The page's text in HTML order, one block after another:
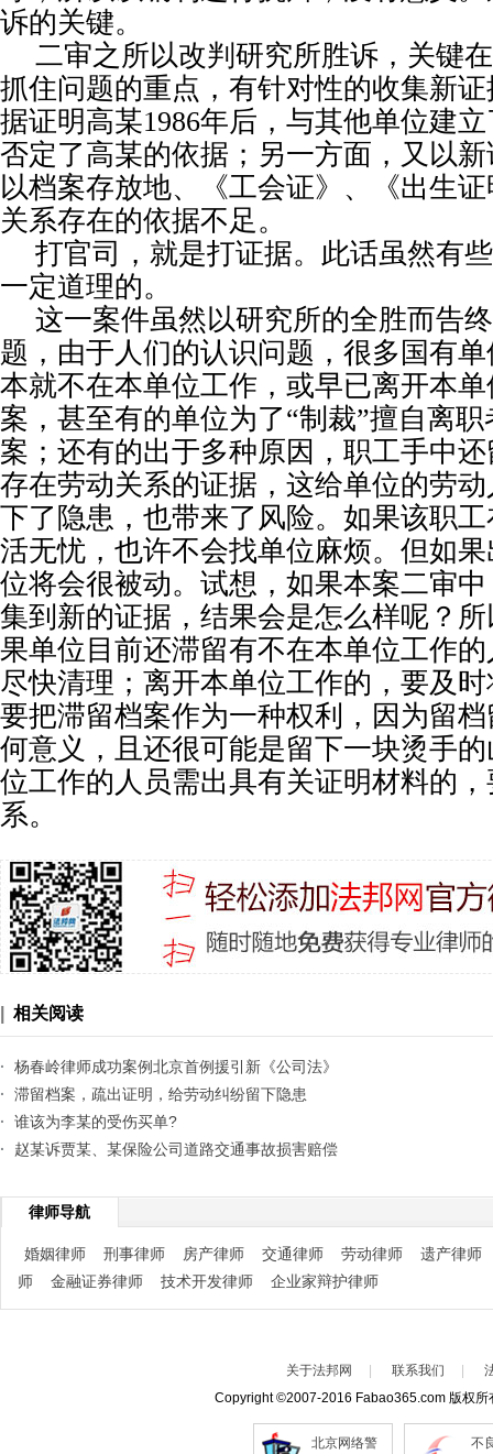
诉的关键。
二审之所以改判研究所胜诉，关键
抓住问题的重点，有针对性的收集新
据证明高某1986年后，与其他单位建
否定了高某的依据；另一方面，又以
以档案存放地、《工会证》、《出生
关系存在的依据不足。
打官司，就是打证据。此话虽然有
一定道理的。
这一案件虽然以研究所的全胜而告
题，由于人们的认识问题，很多国有
本就不在本单位工作，或早已离开本
案，甚至有的单位为了“制裁”擅自离
案；还有的出于多种原因，职工手中
存在劳动关系的证据，这给单位的劳
下了隐患，也带来了风险。如果该职
活无忧，也许不会找单位麻烦。但如
位将会很被动。试想，如果本案二审
集到新的证据，结果会是怎么样呢？
果单位目前还滞留有不在本单位工作
尽快清理；离开本单位工作的，要及
要把滞留档案作为一种权利，因为留
何意义，且还很可能是留下一块烫手
位工作的人员需出具有关证明材料的
系。
相关阅读
·
杨春岭律师成功案例北京首例援引新《公司法》
解散公司案给出答案
·
滞留档案，疏出证明，给劳动纠纷留下隐患
·
谁该为李某的受伤买单?
·
赵某诉贾某、某保险公司道路交通事故损害赔偿
律师导航
婚姻律师 刑事律师 房产律师 交通律师 劳动律师
遗产律师
师
金融证券律师 技术开发律师 企业家辩护律师
关于法邦网 联系我们
Copyright©2007-2016 Fabao365.com 版权所
北京网络警
不